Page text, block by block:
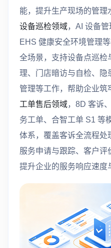
能，提升生产现场的管理
设备巡检领域，AI 设备管
EHS 健康安全环境管理
全场景，支持设备点巡检
理、门店暗访与自检、隐
管理等工作，帮助企业筑
工单售后领域，8D 客诉
务工单、合智工单 S1 等
体系，覆盖客诉全流程处
服务申请与跟踪、客户评
提升企业的服务响应速度